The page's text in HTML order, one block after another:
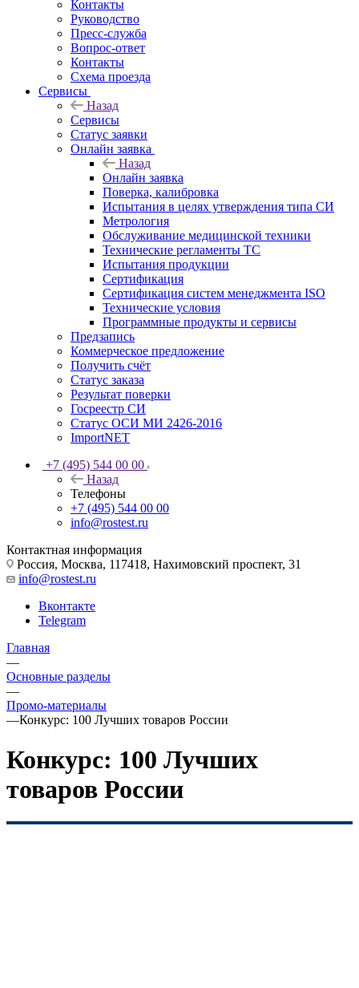
Контакты
Руководство
Пресс-служба
Вопрос-ответ
Контакты
Схема проезда
Сервисы
Назад
Сервисы
Статус заявки
Онлайн заявка
Назад
Онлайн заявка
Поверка, калибровка
Испытания в целях утверждения типа СИ
Метрология
Обслуживание медицинской техники
Технические регламенты ТС
Испытания продукции
Сертификация
Сертификация систем менеджмента ISO
Технические условия
Программные продукты и сервисы
Предзапись
Коммерческое предложение
Получить счёт
Статус заказа
Результат поверки
Госреестр СИ
Статус ОСИ МИ 2426-2016
ImportNET
+7 (495) 544 00 00
Назад
Телефоны
+7 (495) 544 00 00
info@rostest.ru
Контактная информация
Россия, Москва, 117418, Нахимовский проспект, 31
info@rostest.ru
Вконтакте
Telegram
Главная
—
Основные разделы
—
Промо-материалы
—Конкурс: 100 Лучших товаров России
Конкурс: 100 Лучших
товаров России